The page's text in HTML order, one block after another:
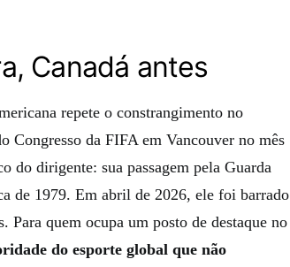
Canadá antes
repete o constrangimento no
Congresso da FIFA em Vancouver no mês
do dirigente: sua passagem pela Guarda
de 1979. Em abril de 2026, ele foi barrado
Para quem ocupa um posto de destaque no
do esporte global que não